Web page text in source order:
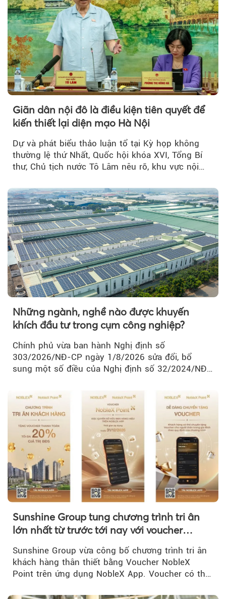
Giãn dân nội đô là điều kiện tiên quyết để
kiến thiết lại diện mạo Hà Nội
Dự và phát biểu thảo luận tổ tại Kỳ họp không
thường lệ thứ Nhất, Quốc hội khóa XVI, Tổng Bí
thư, Chủ tịch nước Tô Lâm nêu rõ, khu vực nội
Những ngành, nghề nào được khuyến
khích đầu tư trong cụm công nghiệp?
Chính phủ vừa ban hành Nghị định số
303/2026/NĐ-CP ngày 1/8/2026 sửa đổi, bổ
sung một số điều của Nghị định số 32/2024/NĐ-
Sunshine Group tung chương trình tri ân
lớn nhất từ trước tới nay với voucher
NobleX Point cho khách hàng thân thiết
Sunshine Group vừa công bố chương trình tri ân
khách hàng thân thiết bằng Voucher NobleX
Point trên ứng dụng NobleX App. Voucher có thể